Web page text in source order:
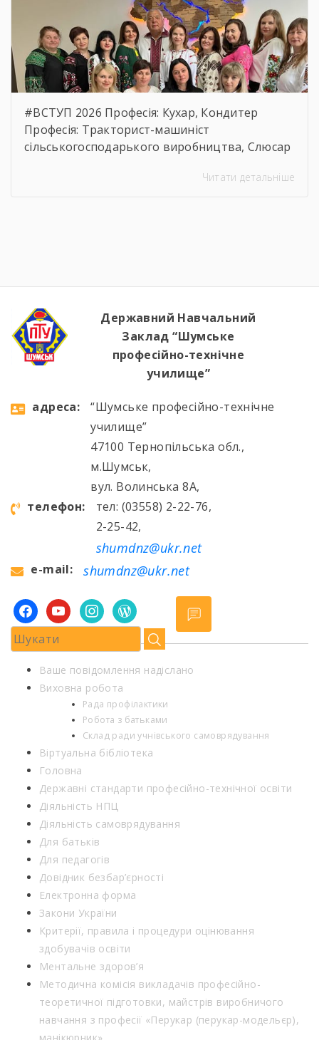
#ВСТУП 2026 Професія: Кухар, Кондитер
Професія: Тракторист-машиніст
сільськогосподарького виробництва, Слюсар
устаткування, водій автотранспортних
Читати детальніше
Державний Навчальний
Заклад “Шумське
професійно-технічне
училище”
aдресa:
“Шумське професійно-технічне
училище”
47100 Тернопільська обл.,
м.Шумськ,
вул. Волинська 8А,
телефон:
тел: (03558) 2-22-76,
2-25-42,
shumdnz@ukr.net
e-mail: shumdnz@ukr.net
facebookyoutubeinstagramwordpress
Ваше повідомлення надіслано
Виховна робота
Рада профілактики
Робота з батьками
Склад ради учнівського самоврядування
Віртуальна бібліотека
Головна
Державні стандарти професійно-технічної освіти
Діяльність НПЦ
Діяльність самоврядування
Для батьків
Для педагогів
Довідник безбар’єрності
Електронна форма
Закони України
Критерії, правила і процедури оцінювання
здобувачів освіти
Ментальне здоров’я
Методична комісія викладачів професійно-
теоретичної підготовки, майстрів виробничого
навчання з професії «Перукар (перукар-модельєр),
манікюрник»